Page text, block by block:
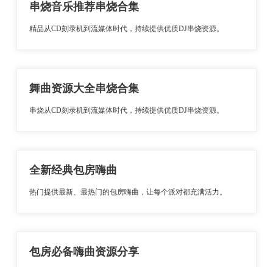
串烧音乐推荐串烧合集
精品从CD刻录机到流媒体时代，持续提供优质DJ串烧资源。
舞曲资源大全串烧合集
串烧从CD刻录机到流媒体时代，持续提供优质DJ串烧资源。
全新经典包房嗨曲
热门提供最新、最热门的包房嗨曲，让每个派对都充满活力。
包房必备嗨曲资源分享